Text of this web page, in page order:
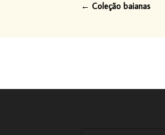
←Coleção baianas